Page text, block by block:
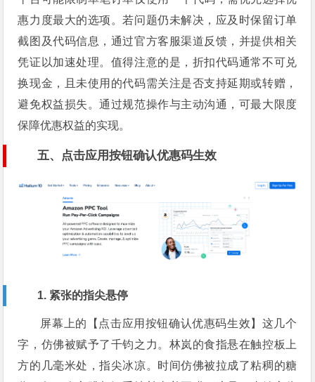
惠力度最大的选项。若问题仍未解决，应及时保留订单
截图及代码信息，通过官方客服渠道反馈，并提供相关
凭证以加速处理。值得注意的是，折扣代码通常不可兑
换现金，且未使用的代码需关注是否支持延期或转赠，
避免权益损失。通过规范操作与主动沟通，可最大限度
保障优惠权益的实现。
五、点击应用按钮确认优惠码生效
1. 紧张的指尖悬停
屏幕上的【点击应用按钮确认优惠码生效】这几个
字，仿佛被赋予了千钧之力。林岚的食指悬在触控板上
方的几毫米处，指尖冰凉。时间仿佛被拉成了粘稠的糖